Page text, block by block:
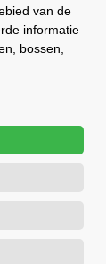
van de
informatie
bossen,